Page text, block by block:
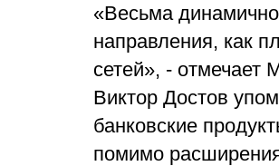
«Весьма
направления, как
сетей», - отмечает
Виктор Достов
банковские
помимо